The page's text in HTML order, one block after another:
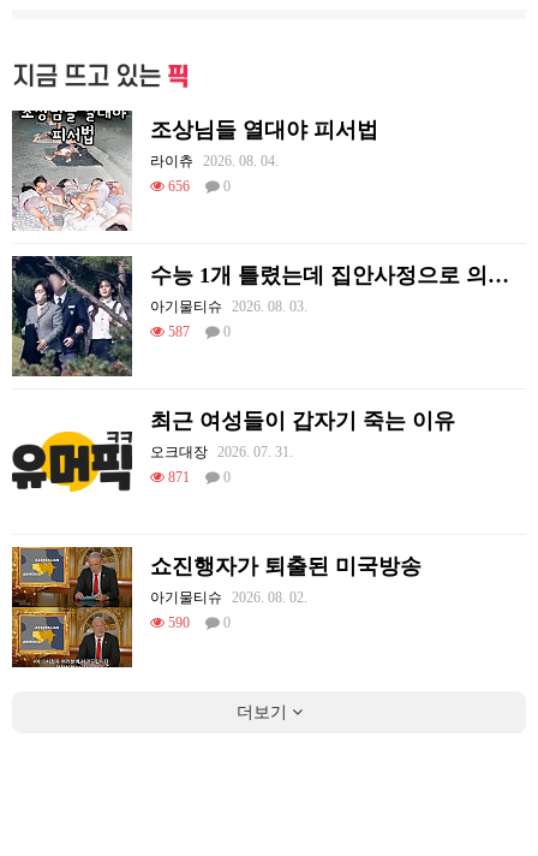
지금 뜨고 있는 픽
조상님들 열대야 피서법
라이츄
2026. 08. 04.
656
0
수능 1개 틀렸는데 집안사정으로 의대를 못감
아기물티슈
2026. 08. 03.
587
0
최근 여성들이 갑자기 죽는 이유
오크대장
2026. 07. 31.
871
0
쇼진행자가 퇴출된 미국방송
아기물티슈
2026. 08. 02.
590
0
더보기